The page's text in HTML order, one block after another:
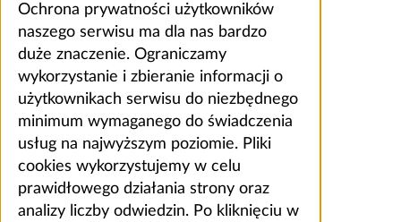
Ochrona prywatności użytkowników
naszego serwisu ma dla nas bardzo
duże znaczenie. Ograniczamy
wykorzystanie i zbieranie informacji o
użytkownikach serwisu do niezbędnego
minimum wymaganego do świadczenia
usług na najwyższym poziomie. Pliki
cookies wykorzystujemy w celu
prawidłowego działania strony oraz
analizy liczby odwiedzin. Po kliknięciu w